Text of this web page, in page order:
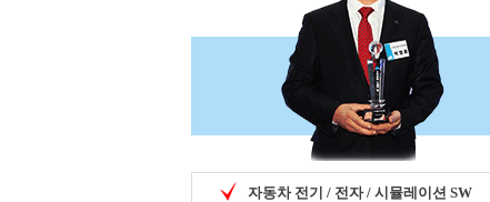
자동차 전기 / 전자 / 시뮬레이션 SW